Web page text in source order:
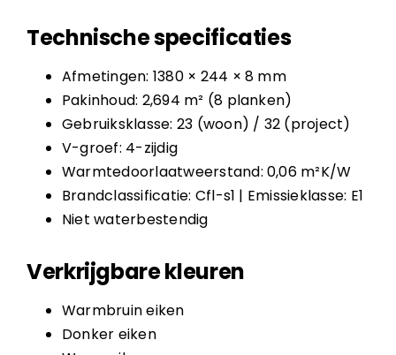
Technische specificaties
Afmetingen: 1380 × 244 × 8 mm
Pakinhoud: 2,694 m² (8 planken)
Gebruiksklasse: 23 (woon) / 32 (project)
V-groef: 4-zijdig
Warmtedoorlaatweerstand: 0,06 m²K/W
Brandclassificatie: Cfl-s1 | Emissieklasse: E1
Niet waterbestendig
Verkrijgbare kleuren
Warmbruin eiken
Donker eiken